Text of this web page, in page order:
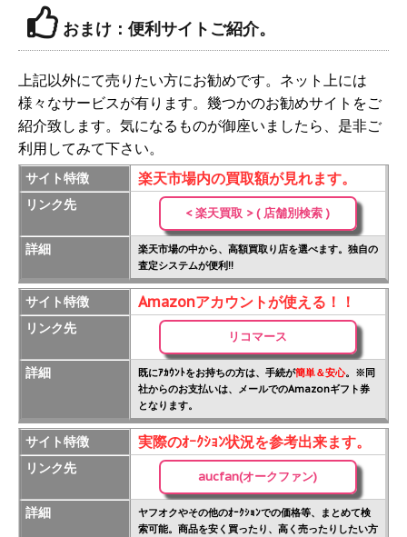
おまけ：便利サイトご紹介。
上記以外にて売りたい方にお勧めです。ネット上には
様々なサービスが有ります。幾つかのお勧めサイトをご
紹介致します。気になるものが御座いましたら、是非ご
利用してみて下さい。
サイト特徴 楽天市場内の買取額が見れます。
リンク先
< 楽天買取 > ( 店舗別検索 )
詳細
楽天市場の中から、高額買取り店を選べます。独自の
査定システムが便利!!
サイト特徴 Amazonアカウントが使える！！
リンク先
リコマース
詳細 既にｱｶｳﾝﾄをお持ちの方は、手続が簡単＆安心。※同
社からのお支払いは、メールでのAmazonギフト券
となります。
サイト特徴 実際のｵｰｸｼｮﾝ状況を参考出来ます。
リンク先
aucfan(オークファン)
詳細
ヤフオクやその他のｵｰｸｼｮﾝでの価格等、まとめて検
索可能。商品を安く買ったり、高く売ったりしたい方